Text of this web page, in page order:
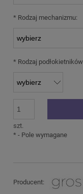
* Rodzaj mechanizmu:
* Rodzaj
szt.
* - Pole wymagane
Producent: